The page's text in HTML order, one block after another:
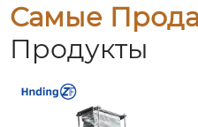
Самые
Продукты